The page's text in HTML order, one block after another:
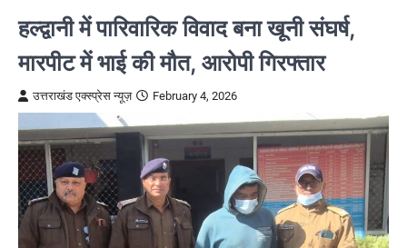
हल्द्वानी में पारिवारिक विवाद बना खूनी संघर्ष,
मारपीट में भाई की मौत, आरोपी गिरफ्तार
उत्तराखंड एक्स्प्रेस न्यूज़ February 4, 2026